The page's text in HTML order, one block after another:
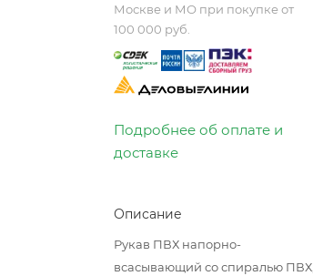
Москве и МО при покупке от
100 000 руб.
Подробнее об оплате и
доставке
Описание
Рукав ПВХ напорно-
всасывающий со спиралью ПВХ,